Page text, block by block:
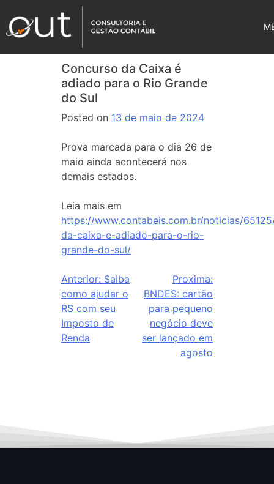
Concurso da Caixa é
adiado para o Rio Grande
do Sul
Posted on 13 de maio de 2024
Prova marcada para o dia 26 de
maio ainda acontecerá nos
demais estados.
Leia mais em
https://www.contabeis.com.br/noticias/
da-caixa-e-adiado-para-o-rio-
grande-do-sul/
Anterior: Saiba
como ajudar o
RS com seu
Imposto de
Renda
Proxima:
BNDES: cartão
para pequeno
negócio deve
ser lançado em
agosto